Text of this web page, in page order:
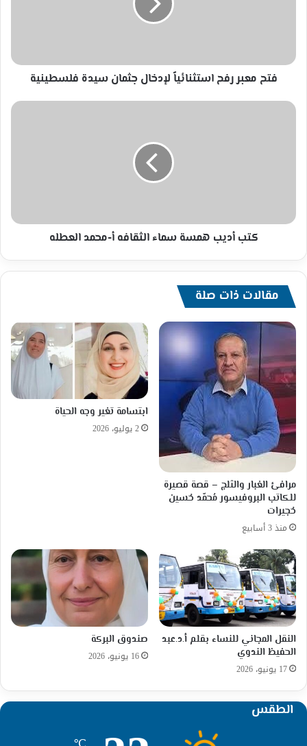
فتح معبر رفح استثنائياً لإدخال جثمان سيدة فلسطينية
كتب
كتب أديب همسة سماء الثقافه أ-محمد العطله
مقالات ذات صلة
مرافئ الغبار والثلج – قصة قصيرة
للكاتب البروفيسور مُحمّد حُسين
حُجيرات
منذ 3 أسابيع
ابتسامة تغير وجه الحياة
2 يوليو، 2026
النقل المجاني للنساء بقلم أ.د.عبد
الحفيظ الندوي
17 يونيو، 2026
صندوق البركة
16 يونيو، 2026
الطقس